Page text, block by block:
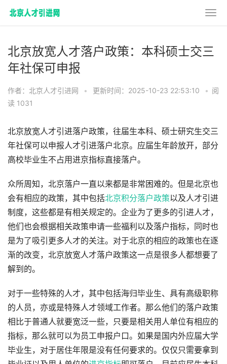
北京放宽人才落户政策：本科硕士交三
年社保可申报
作者：北京人才引进网 • 更新时间：2025-10-23 22:53:10 • 阅
读 1031
北京放宽人才引进落户政策，往届生本科、硕士研究生交三
年社保可以申报人才引进落户北京。应届生年龄放开，部分
高校毕业生不占用进京指标直接落户。
众所周知，北京落户一直以来都是非常困难的。但是北京也
会有相应的政策，其中包括北京积分落户政策以及人才引进
制度，这些都是有相关规定的。企业为了更多的引进人才，
他们也会根据相关政策申请一些福利以及落户指标，同时也
是为了吸引更多人才的关注。对于北京的相应的政策也在逐
渐的改变，北京放宽人才落户政策这一点是很多人都想要了
解到的。
对于一些特殊的人才，其中包括海归毕业生、具有高级职称
的人员，亦或是特殊人才领域工作者。那么他们的落户政策
相比于普通人就要宽泛一些，只要是相关用人单位有相应的
指标，那么就可以为员工申报户口。如果是国内外应届大学
毕业生，对于居住年限是没有任何要求的。仅仅只需要拿到